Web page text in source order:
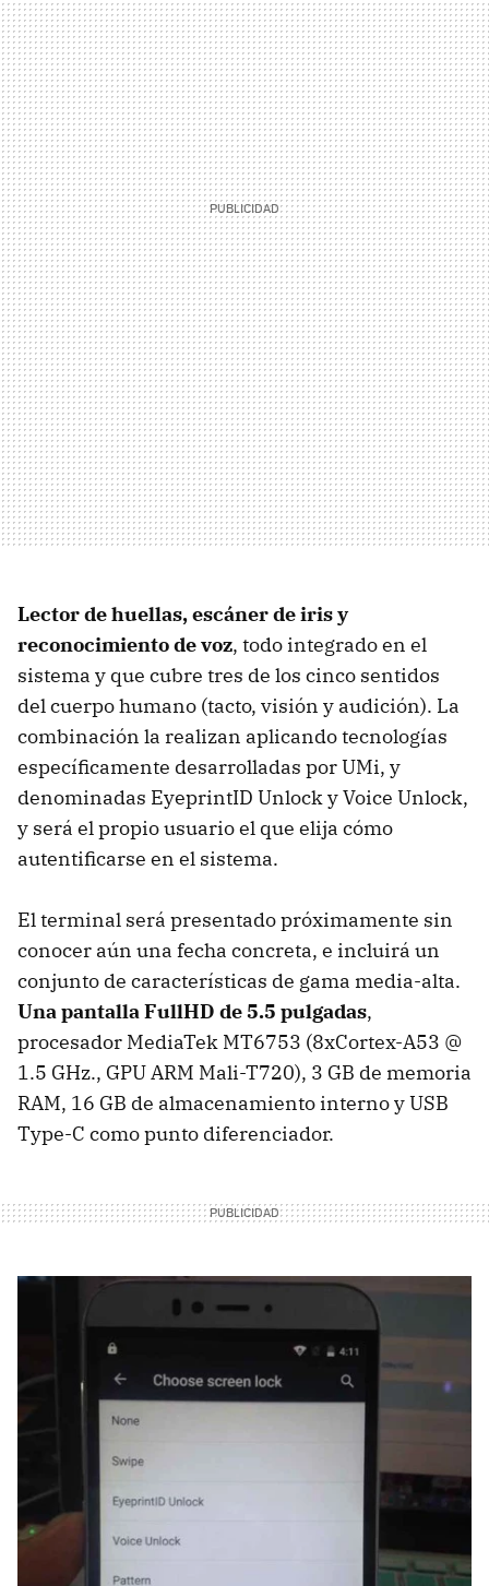
Lector de huellas, escáner de iris y
reconocimiento de voz, todo integrado en el
sistema y que cubre tres de los cinco sentidos
del cuerpo humano (tacto, visión y audición). La
combinación la realizan aplicando tecnologías
específicamente desarrolladas por UMi, y
denominadas EyeprintID Unlock y Voice Unlock,
y será el propio usuario el que elija cómo
autentificarse en el sistema.
El terminal será presentado próximamente sin
conocer aún una fecha concreta, e incluirá un
conjunto de características de gama media-alta.
Una pantalla FullHD de 5.5 pulgadas,
procesador MediaTek MT6753 (8xCortex-A53 @
1.5 GHz., GPU ARM Mali-T720), 3 GB de memoria
RAM, 16 GB de almacenamiento interno y USB
Type-C como punto diferenciador.